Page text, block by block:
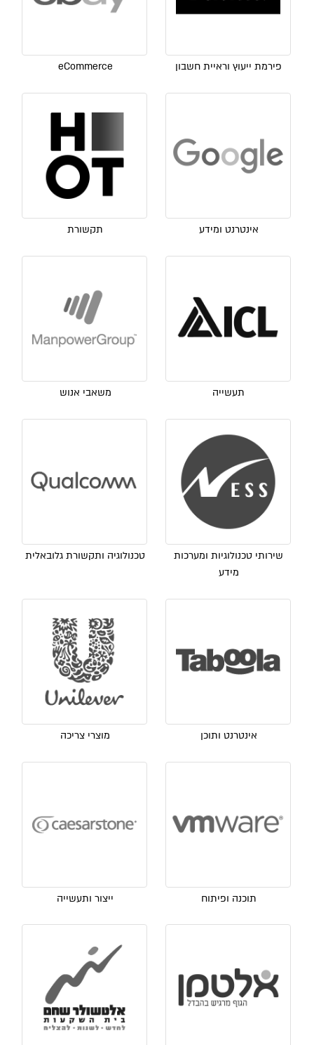
פירמת ייעוץ וראיית חשבון eCommerce
אינטרנט ומידע תקשורת
תעשייה משאבי אנוש
שירותי טכנולוגיות ומערכות
מידע
טכנולוגיה ותקשורת גלובאלית
אינטרנט ותוכן מוצרי צריכה
תוכנה ופיתוח ייצור ותעשייה